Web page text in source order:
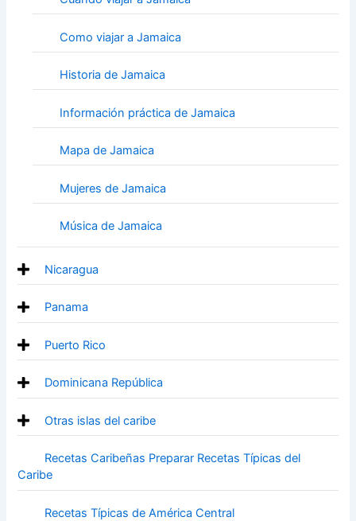
Como viajar a Jamaica
Historia de Jamaica
Información práctica de Jamaica
Mapa de Jamaica
Mujeres de Jamaica
Música de Jamaica
Nicaragua
Panama
Puerto Rico
Dominicana República
Otras islas del caribe
Recetas Caribeñas Preparar Recetas Típicas del
Caribe
Recetas Típicas de América Central